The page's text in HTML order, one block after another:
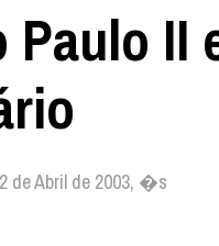
Paulo II
de Abril de 2003, �s